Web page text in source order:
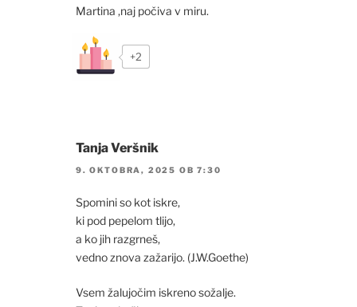
Martina ,naj počiva v miru.
+2
Tanja Veršnik
9. OKTOBRA, 2025 OB 7:30
Spomini so kot iskre,
ki pod pepelom tlijo,
a ko jih razgrneš,
vedno znova zažarijo. (J.W.Goethe)
Vsem žalujočim iskreno sožalje.